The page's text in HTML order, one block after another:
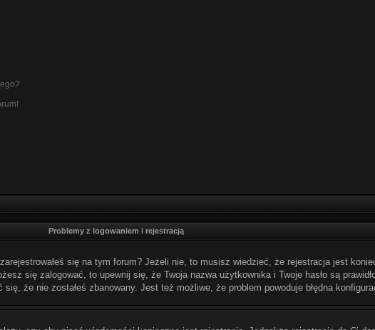
Problemy z logowaniem i rejestracją
się na tym forum? Jeżeli nie, to musisz wiedzieć, że rejestracja jest
się zalogować, to upewnij się, że Twoja nazwa użytkownika i Twoje hasło są
że nie zostałeś zbanowany. Jest też możliwe, że problem powoduje błędna